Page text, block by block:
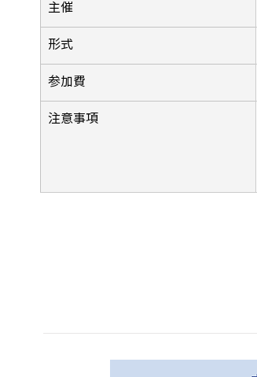
主催
形式
参加費
注意事項